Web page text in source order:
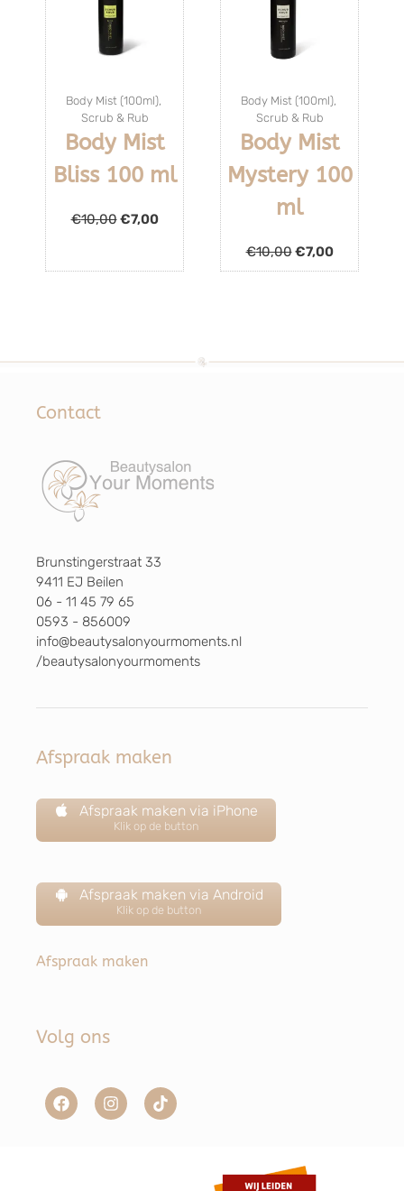
Body Mist (100ml),
Scrub & Rub
Body Mist
Bliss 100 ml
€10,00€7,00
Body Mist (100ml),
Scrub & Rub
Body Mist
Mystery 100
ml
€10,00€7,00
Contact
Brunstingerstraat 33
9411 EJ Beilen
06 - 11 45 79 65
0593 - 856009
info@beautysalonyourmoments.nl
/beautysalonyourmoments
Afspraak maken
Afspraak maken via iPhone
Klik op de button
Afspraak maken via Android
Klik op de button
Afspraak maken
Volg ons